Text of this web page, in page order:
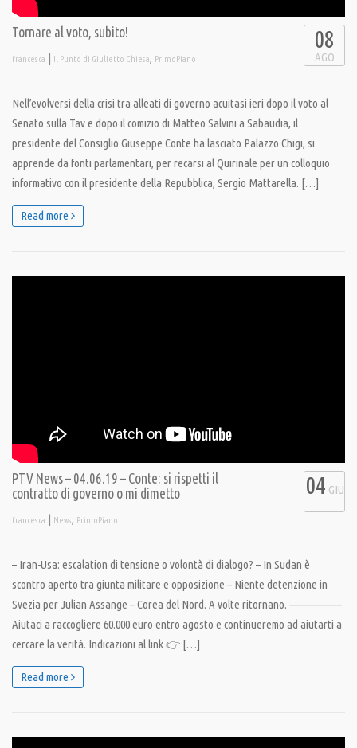
Tornare al voto, subito!
francesca | Il Punto di Giulietto Chiesa, PrimoPiano
08
AGO
Nell’evolversi della crisi tra alleati di governo acuitasi ieri dopo il voto al
Senato sulla Tav e dopo il comizio di Matteo Salvini a Sabaudia, il
presidente del Consiglio Giuseppe Conte ha lasciato Palazzo Chigi, si
apprende da fonti parlamentari, per recarsi al Quirinale per un colloquio
informativo con il presidente della Repubblica, Sergio Mattarella. […]
Read more
PTV News – 04.06.19 – Conte: si rispetti il
contratto di governo o mi dimetto
francesca | News, PrimoPiano
04 GIU
– Iran-Usa: escalation di tensione o volontà di dialogo? – In Sudan è
scontro aperto tra giunta militare e opposizione – Niente detenzione in
Svezia per Julian Assange – Corea del Nord. A volte ritornano. ——————
Aiutaci a raccogliere 60.000 euro entro agosto e continueremo ad aiutarti a
cercare la verità. Indicazioni al link 👉 […]
Read more